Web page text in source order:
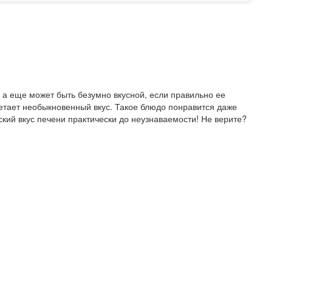
еще может быть безумно вкусной, если правильно ее
необыкновенный вкус. Такое блюдо понравится даже
вкус печени практически до неузнаваемости! Не верите?